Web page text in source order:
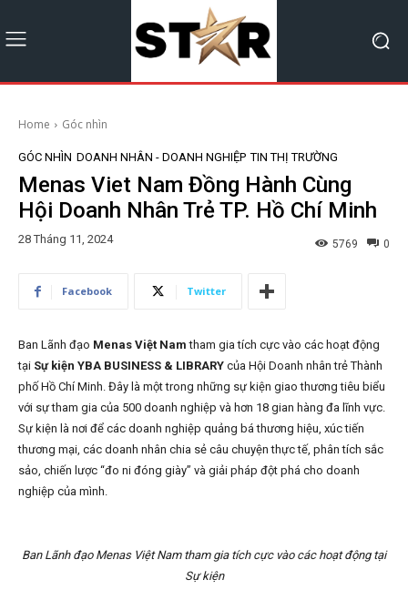
Home Góc nhìn
GÓC NHÌN DOANH NHÂN - DOANH NGHIỆP TIN THỊ TRƯỜNG
Menas Viet Nam Đồng Hành Cùng
Hội Doanh Nhân Trẻ TP. Hồ Chí Minh
28 Tháng 11, 2024 0
5769
Facebook Twitter
Ban Lãnh đạo Menas Việt Nam tham gia tích cực vào các hoạt động
tại Sự kiện YBA BUSINESS & LIBRARY của Hội Doanh nhân trẻ Thành
phố Hồ Chí Minh. Đây là một trong những sự kiện giao thương tiêu biểu
với sự tham gia của 500 doanh nghiệp và hơn 18 gian hàng đa lĩnh vực.
Sự kiện là nơi để các doanh nghiệp quảng bá thương hiệu, xúc tiến
thương mại, các doanh nhân chia sẻ câu chuyện thực tế, phân tích sắc
sảo, chiến lược “đo ni đóng giày” và giải pháp đột phá cho doanh
nghiệp của mình.
Ban Lãnh đạo Menas Việt Nam tham gia tích cực vào các hoạt động tại
Sự kiện